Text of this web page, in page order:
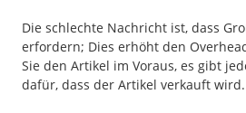
Die schlechte Nachricht ist, dass
erfordern; Dies erhöht den
Sie den Artikel im Voraus, es gibt
dafür, dass der Artikel verkauft wird.